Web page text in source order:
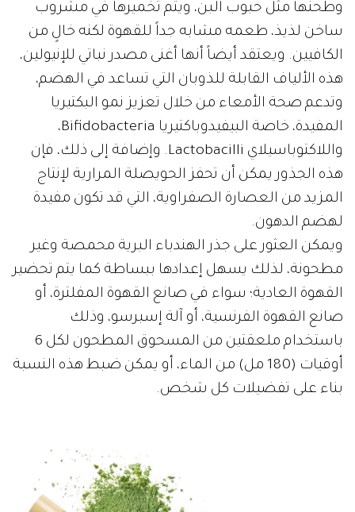
وطحنها مثل حبوب البن، ويتم تخميرها في مشروب
ساخن لذيذ، طعمه مشابه جداً للقهوة لكنه خالٍ من
الكافيين. ويعتقد أيضاً أنها أغنى مصدر نباتي للإنيولين،
هذه الألياف القابلة للذوبان التي تساعد في الهضم،
وتدعم صحة الأمعاء من خلال تعزيز نمو البكتيريا
المفيدة، خاصة البيفيدوباكتيريا Bifidobacteria،
واللاكتوباسيلاي Lactobacilli. وإضافة إلى ذلك، فإن
هذه الجذور يمكن أن تحفز الحويصلة المرارية لإنتاج
المزيد من العصارة الصفراوية، التي قد تكون مفيدة
لهضم الدهون.
ويمكن العثور على جذر الهندباء البرية محمصة وغير
مطحونة، لذلك يسهل إعدادها ببساطة كما يتم تحضير
القهوة العادية؛ سواء في صانع القهوة المفلترة، أو
صانع القهوة الفرنسية، أو آلة إسبرسو، وذلك
باستخدام ملعقتين من المسحوق المطحون لكل 6
أوقيات (180 مل) من الماء، أو يمكن ضبط هذه النسبة
بناء على تفضيلات كل شخص.